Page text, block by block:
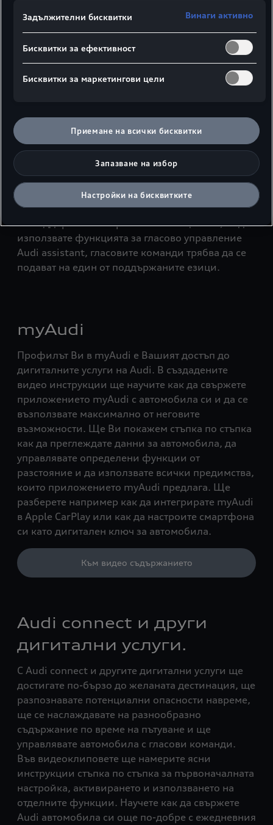
За създаване на видеата е използван моделът
стъпки за работа обаче са общовалидни и не
зависят от конкретния модел автомобил или
версия на софтуера. Поради това е налице
възможност някои елементи и
да се различават от демонстрираните.
Повече информация за всяка от представените
функции ще откриете на съответните раздели с
видео инструкции.
Моля, имайте предвид, че към момента
приложението myAudi и интерфейсът на MMI
не поддържат български език. Също така, за да
използвате функцията за гласово управление
Audi assistant, гласовите команди трябва да се
подават на един от поддържаните езици.
myAudi
Профилът Ви в myAudi е Вашият достъп до
дигиталните услуги на Audi. В създадените
видео инструкции ще научите как да свържете
приложението myAudi с автомобила си и да се
възползвате максимално от неговите
възможности. Ще Ви покажем стъпка по стъпка
как да преглеждате данни за автомобила, да
управлявате определени функции от
разстояние и да използвате всички предимства,
които приложението myAudi предлага. Ще
разберете например как да интегрирате myAudi
в Apple CarPlay или как да настроите смартфона
си като дигитален ключ за автомобила.
Към видео съдържанието
Audi connect и други
дигитални услуги.
С Audi connect и другите дигитални услуги ще
достигате по-бързо до желаната дестинация, ще
разпознавате потенциални опасности навреме,
ще се наслаждавате на разнообразно
съдържание по време на пътуване и ще
управлявате автомобила с гласови команди.
Във видеоклиповете ще намерите ясни
инструкции стъпка по стъпка за първоначалната
настройка, активирането и използването на
отделните функции. Научете как да свържете
Audi автомобила си още по-добре с ежедневния
Задължителни бисквитки Винаги активно
Бисквитки за ефективност
Бисквитки за маркетингови цели
Приемане на всички бисквитки
Запазване на избор
Настройки на бисквитките